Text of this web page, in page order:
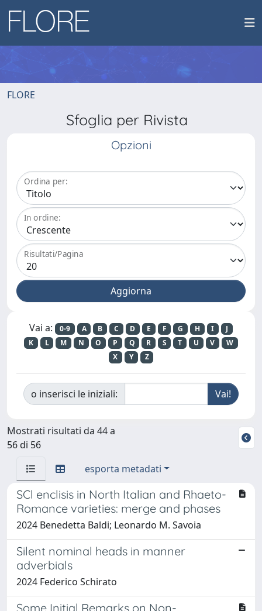
FLORE
Sfoglia per Rivista
Opzioni
Ordina per:
In ordine:
Risultati/Pagina
Vai a: 0-9 A B C D E F G H I
J
K
L M N O P Q R S T U V
W
X
Y Z
o inserisci le iniziali:
Mostrati risultati da 44 a
56 di 56
esporta metadati
SCl enclisis in North Italian and Rhaeto-
Romance varieties: merge and phases
2024 Benedetta Baldi; Leonardo M. Savoia
Silent nominal heads in manner
adverbials
2024 Federico Schirato
Some Initial Remarks on Non-